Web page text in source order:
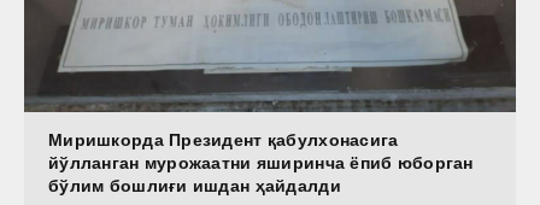
Миришкорда Президент қабулхонасига
йўлланган мурожаатни яширинча ёпиб юборган
бўлим бошлиғи ишдан ҳайдалди